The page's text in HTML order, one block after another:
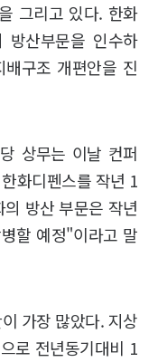
그리고 있다. 한화
방산부문을 인수하
구조 개편안을 진
상무는 이날 컨퍼
화디펜스를 작년 1
방산 부문은 작년
할 예정"이라고 말
가장 많았다. 지상
로 전년동기대비 1